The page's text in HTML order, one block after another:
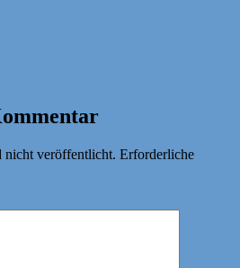
veröffentlicht. Erforderliche